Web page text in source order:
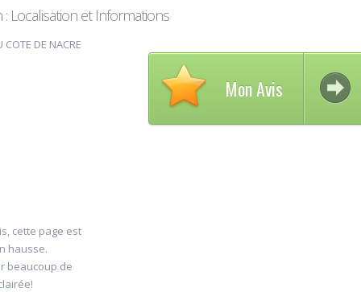
Localisation et Informations
DE NACRE
cette page est
hausse.
beaucoup de
Mon Avis